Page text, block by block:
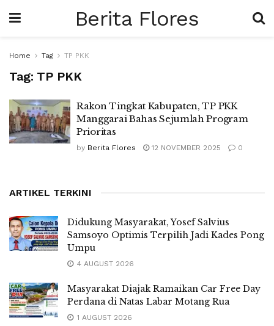
Berita Flores
Home Tag TP PKK
Tag: TP PKK
Rakon Tingkat Kabupaten, TP PKK
Manggarai Bahas Sejumlah Program
Prioritas
by Berita Flores 12 NOVEMBER 2025 0
ARTIKEL TERKINI
Didukung Masyarakat, Yosef Salvius
Samsoyo Optimis Terpilih Jadi Kades Pong
Umpu
4 AUGUST 2026
Masyarakat Diajak Ramaikan Car Free Day
Perdana di Natas Labar Motang Rua
1 AUGUST 2026